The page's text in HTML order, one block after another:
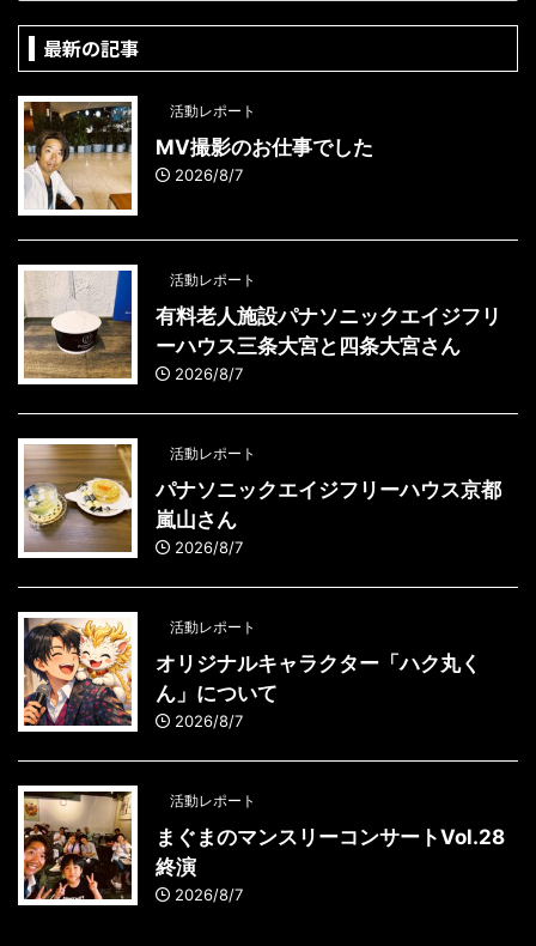
最新の記事
活動レポート
MV撮影のお仕事でした
2026/8/7
活動レポート
有料老人施設パナソニックエイジフリ
ーハウス三条大宮と四条大宮さん
2026/8/7
活動レポート
パナソニックエイジフリーハウス京都
嵐山さん
2026/8/7
活動レポート
オリジナルキャラクター「ハク丸く
ん」について
2026/8/7
活動レポート
まぐまのマンスリーコンサートVol.28
終演
2026/8/7